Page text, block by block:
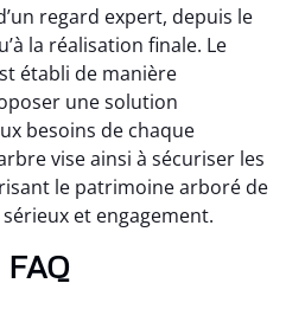
regard expert, depuis le
la réalisation finale. Le
établi de manière
une solution
besoins de chaque
vise ainsi à sécuriser les
le patrimoine arboré de
sérieux et engagement.
FAQ